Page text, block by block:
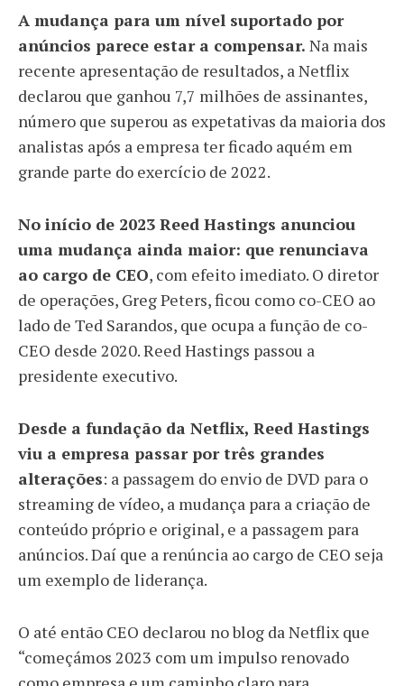
A mudança para um nível suportado por
anúncios parece estar a compensar. Na mais
recente apresentação de resultados, a Netflix
declarou que ganhou 7,7 milhões de assinantes,
número que superou as expetativas da maioria dos
analistas após a empresa ter ficado aquém em
grande parte do exercício de 2022.
No início de 2023 Reed Hastings anunciou
uma mudança ainda maior: que renunciava
ao cargo de CEO, com efeito imediato. O diretor
de operações, Greg Peters, ficou como co-CEO ao
lado de Ted Sarandos, que ocupa a função de co-
CEO desde 2020. Reed Hastings passou a
presidente executivo.
Desde a fundação da Netflix, Reed Hastings
viu a empresa passar por três grandes
alterações: a passagem do envio de DVD para o
streaming de vídeo, a mudança para a criação de
conteúdo próprio e original, e a passagem para
anúncios. Daí que a renúncia ao cargo de CEO seja
um exemplo de liderança.
O até então CEO declarou no blog da Netflix que
“começámos 2023 com um impulso renovado